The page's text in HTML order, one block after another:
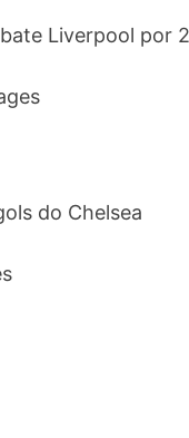
Liverpool por
do Chelsea